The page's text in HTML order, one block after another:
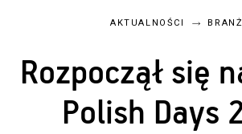
AKTUALNOŚCI
Rozpoczął się
Polish Days